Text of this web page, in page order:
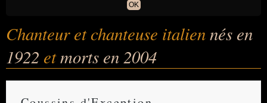
OK
Chanteur et chanteuse italiennés en
1922 etmorts en 2004